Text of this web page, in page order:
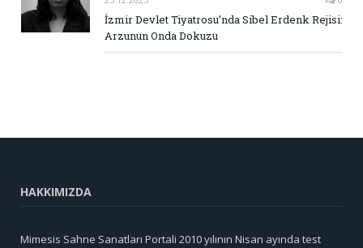
İzmir Devlet Tiyatrosu’nda Sibel Erdenk Rejisi:
Arzunun Onda Dokuzu
HAKKIMIZDA
Mimesis Sahne Sanatları Portali 2010 yılının Nisan ayında test